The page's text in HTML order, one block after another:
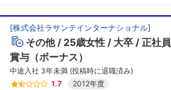
[株式会社ラサンテインターナショナル]
その他 25歳女性 大卒 正社員
賞与（ボーナス）
中途入社 3年未満 (投稿時に退職済み)
1.7
2012年度